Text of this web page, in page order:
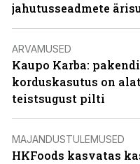
jahutusseadmete
ARVAMUSED
Kaupo Karba:
korduskasutus on
teistsugust pilti
MAJANDUSTULEMUSED
HKFoods kasvatas